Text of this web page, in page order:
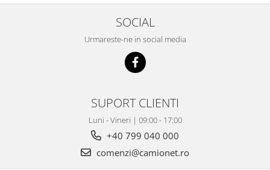
SOCIAL
Urmareste-ne in social media
SUPORT CLIENTI
Luni - Vineri | 09:00 - 17:00
+40 799 040 000
comenzi@camionet.ro